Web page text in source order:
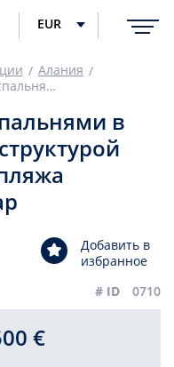
EUR
Алания
Квартира с двумя спальнями в комплексе с инфраструктурой отеля недалеко от пляжа Инджекум, Авсаллар
в
Добавить в
избранное
# ID
0710
€